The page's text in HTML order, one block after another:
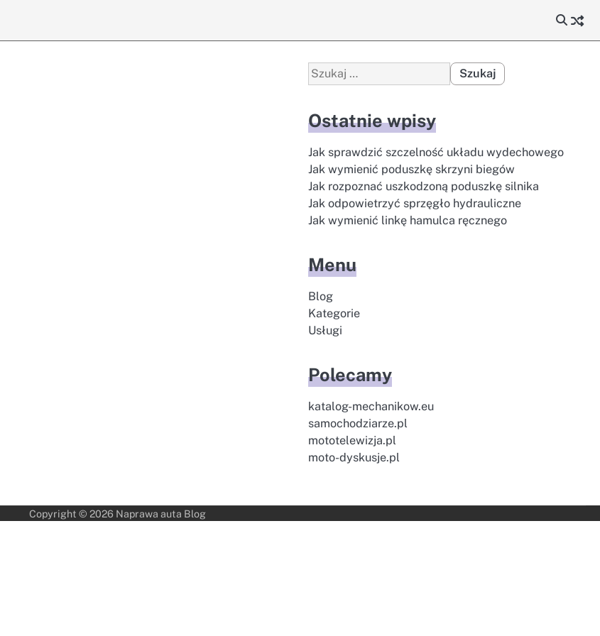
Szukaj:
Ostatnie wpisy
Jak sprawdzić szczelność układu wydechowego
Jak wymienić poduszkę skrzyni biegów
Jak rozpoznać uszkodzoną poduszkę silnika
Jak odpowietrzyć sprzęgło hydrauliczne
Jak wymienić linkę hamulca ręcznego
Menu
Blog
Kategorie
Usługi
Polecamy
katalog-mechanikow.eu
samochodziarze.pl
mototelewizja.pl
moto-dyskusje.pl
Copyright © 2026 Naprawa auta Blog